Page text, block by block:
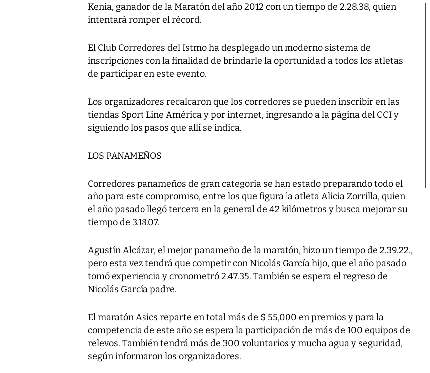
Kenia, ganador de la Maratón del año 2012 con un tiempo de 2.28.38, quien
intentará romper el récord.
El Club Corredores del Istmo ha desplegado un moderno sistema de
inscripciones con la finalidad de brindarle la oportunidad a todos los atletas
de participar en este evento.
Los organizadores recalcaron que los corredores se pueden inscribir en las
tiendas Sport Line América y por internet, ingresando a la página del CCI y
siguiendo los pasos que allí se indica.
LOS PANAMEÑOS
Corredores panameños de gran categoría se han estado preparando todo el
año para este compromiso, entre los que figura la atleta Alicia Zorrilla, quien
el año pasado llegó tercera en la general de 42 kilómetros y busca mejorar su
tiempo de 3.18.07.
Agustín Alcázar, el mejor panameño de la maratón, hizo un tiempo de 2.39.22.,
pero esta vez tendrá que competir con Nicolás García hijo, que el año pasado
tomó experiencia y cronometró 2.47.35. También se espera el regreso de
Nicolás García padre.
El maratón Asics reparte en total más de $ 55,000 en premios y para la
competencia de este año se espera la participación de más de 100 equipos de
relevos. También tendrá más de 300 voluntarios y mucha agua y seguridad,
según informaron los organizadores.